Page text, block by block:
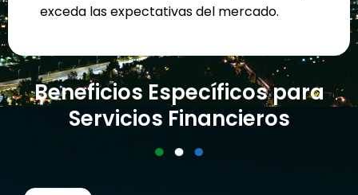
exceda las expectativas del mercado.
Beneficios Específicos para
Servicios Financieros